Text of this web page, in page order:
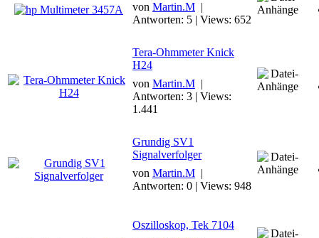
von Martin.M |
Antworten: 5 | Views: 652
Tera-Ohmmeter Knick
H24
von Martin.M |
Antworten: 3 | Views:
1.441
Grundig SV1
Signalverfolger
von Martin.M |
Antworten: 0 | Views: 948
Oszilloskop, Tek 7104